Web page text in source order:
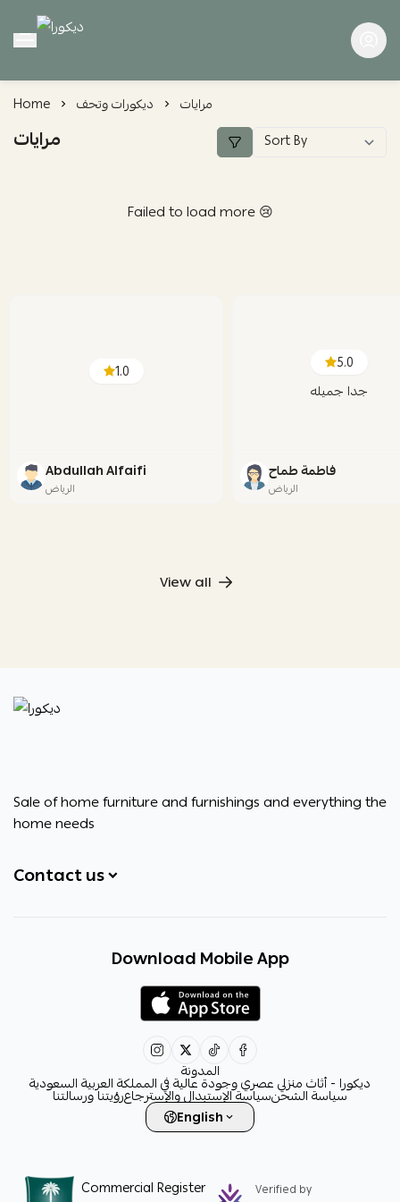
ديكورا
Home ديكورات وتحف مرايات
مرايات
Failed to load more 😢
1.0
Abdullah Alfaifi
الرياض
5.0
جدا جميله
فاطمة طماح
الرياض
View all
ديكورا
Sale of home furniture and furnishings and everything the
home needs
Contact us
+966531828315
decora6586@gmail.com
Download Mobile App
المدونة
ديكورا - أثاث منزلي عصري وجودة عالية في المملكة العربية السعودية
رؤيتنا ورسالتناسياسة الإستبدال والإسترجاعسياسة الشحن
English
Commercial Register
Verified by